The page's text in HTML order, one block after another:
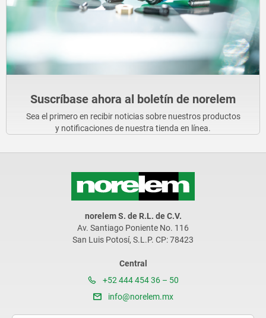
Suscríbase ahora al boletín de norelem
Sea el primero en recibir noticias sobre nuestros productos
y notificaciones de nuestra tienda en línea.
norelem S. de R.L. de C.V.
Av. Santiago Poniente No. 116
San Luis Potosí, S.L.P. CP: 78423
Central
+52 444 454 36 – 50
info@norelem.mx